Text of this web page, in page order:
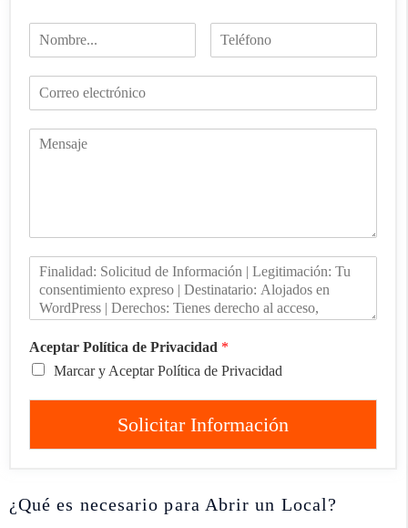
Aceptar Política de Privacidad *
Marcar y Aceptar Política de Privacidad
Solicitar Información
¿Qué es necesario para Abrir un Local?